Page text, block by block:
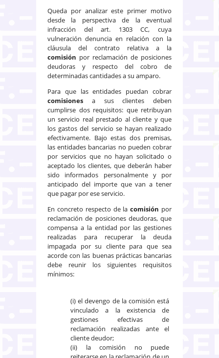
Queda por analizar este primer motivo
desde la perspectiva de la eventual
infracción del art. 1303 CC, cuya
vulneración denuncia en relación con la
cláusula del contrato relativa a la
comisión por reclamación de posiciones
deudoras y respecto del cobro de
determinadas cantidades a su amparo.
Para que las entidades puedan cobrar
comisiones a sus clientes deben
cumplirse dos requisitos: que retribuyan
un servicio real prestado al cliente y que
los gastos del servicio se hayan realizado
efectivamente. Bajo estas dos premisas,
las entidades bancarias no pueden cobrar
por servicios que no hayan solicitado o
aceptado los clientes, que deberán haber
sido informados personalmente y por
anticipado del importe que van a tener
que pagar por ese servicio.
En concreto respecto de lacomisión por
reclamación de posiciones deudoras, que
compensa a la entidad por las gestiones
realizadas para recuperar la deuda
impagada por su cliente para que sea
acorde con las buenas prácticas bancarias
debe reunir los siguientes requisitos
mínimos:
(i) el devengo de la comisión está
vinculado a la existencia de
gestiones efectivas de
reclamación realizadas ante el
cliente deudor;
(ii) la comisión no puede